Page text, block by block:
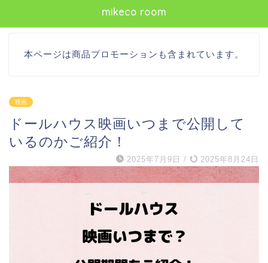
mikeco room
本ページは商品プロモーションも含まれています。
映画
ドールハウス映画いつまで公開して
いるのかご紹介！
2025年7月9日 / 2025年8月24日